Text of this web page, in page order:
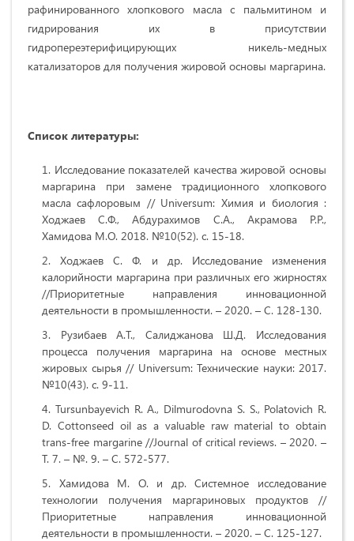
рафинированного хлопкового масла с пальмитином и
гидрирования их в присутствии
гидропереэтерифицирующих никель-медных
катализаторов для получения жировой основы маргарина.
Список литературы:
Исследование показателей качества жировой основы
маргарина при замене традиционного хлопкового
масла сафлоровым // Universum: Химия и биология :
Ходжаев С.Ф., Абдурахимов С.А., Акрамова Р.Р.,
Хамидова М.О. 2018. №10(52). с. 15-18.
Ходжаев С. Ф. и др. Исследование изменения
калорийности маргарина при различных его жирностях
//Приоритетные направления инновационной
деятельности в промышленности. – 2020. – С. 128-130.
Рузибаев А.Т., Салиджанова Ш.Д. Исследования
процесса получения маргарина на основе местных
жировых сырья // Universum: Технические науки: 2017.
№10(43). с. 9-11.
Tursunbayevich R. A., Dilmurodovna S. S., Polatovich R.
D. Cottonseed oil as a valuable raw material to obtain
trans-free margarine //Journal of critical reviews. – 2020. –
Т. 7. – №. 9. – С. 572-577.
Хамидова М. О. и др. Системное исследование
технологии получения маргариновых продуктов //
Приоритетные направления инновационной
деятельности в промышленности. – 2020. – С. 125-127.